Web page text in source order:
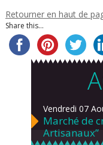
Retourner en haut de
Share this...
Vendredi 07
Marché de
Artisanaux”